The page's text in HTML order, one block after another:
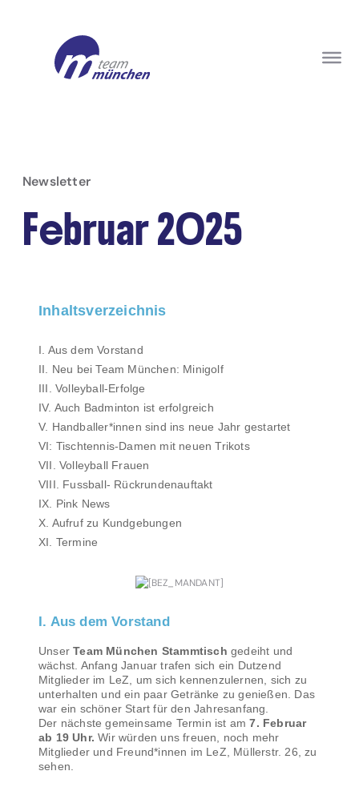
Newsletter
Februar 2025
Inhaltsverzeichnis
I. Aus dem Vorstand
II. Neu bei Team München: Minigolf
III. Volleyball-Erfolge
IV. Auch Badminton ist erfolgreich
V. Handballer*innen sind ins neue Jahr gestartet
VI: Tischtennis-Damen mit neuen Trikots
VII. Volleyball Frauen
VIII. Fussball- Rückrundenauftakt
IX. Pink News
X. Aufruf zu Kundgebungen
XI. Termine
I. Aus dem Vorstand
Unser Team München Stammtisch gedeiht und
wächst. Anfang Januar trafen sich ein Dutzend
Mitglieder im LeZ, um sich kennenzulernen, sich zu
unterhalten und ein paar Getränke zu genießen. Das
war ein schöner Start für den Jahresanfang.
Der nächste gemeinsame Termin ist am 7. Februar
ab 19 Uhr. Wir würden uns freuen, noch mehr
Mitglieder und Freund*innen im LeZ, Müllerstr. 26, zu
sehen.